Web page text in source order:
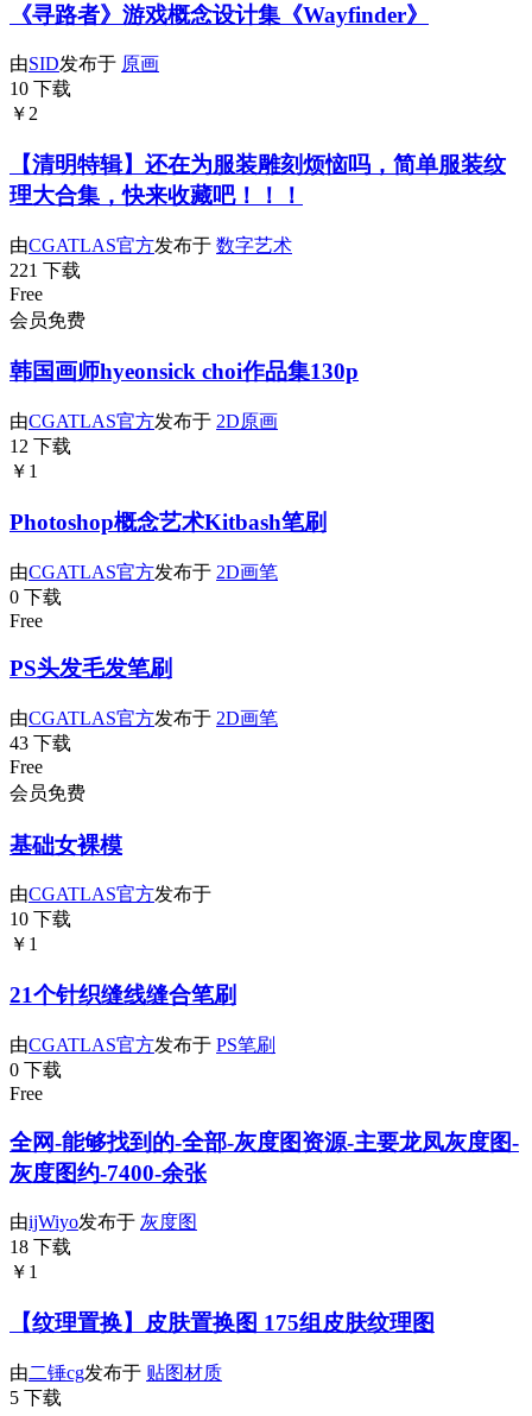
《寻路者》游戏概念设计集《Wayfinder》
由SID发布于 原画
10 下载
￥2
【清明特辑】还在为服装雕刻烦恼吗，简单服装纹
理大合集，快来收藏吧！！！
由CGATLAS官方发布于 数字艺术
221 下载
Free
会员免费
韩国画师hyeonsick choi作品集130p
由CGATLAS官方发布于 2D原画
12 下载
￥1
Photoshop概念艺术Kitbash笔刷
由CGATLAS官方发布于 2D画笔
0 下载
Free
PS头发毛发笔刷
由CGATLAS官方发布于 2D画笔
43 下载
Free
会员免费
基础女裸模
由CGATLAS官方发布于
10 下载
￥1
21个针织缝线缝合笔刷
由CGATLAS官方发布于 PS笔刷
0 下载
Free
全网-能够找到的-全部-灰度图资源-主要龙凤灰度图-
灰度图约-7400-余张
由ijWiyo发布于 灰度图
18 下载
￥1
【纹理置换】皮肤置换图 175组皮肤纹理图
由二锤cg发布于 贴图材质
5 下载